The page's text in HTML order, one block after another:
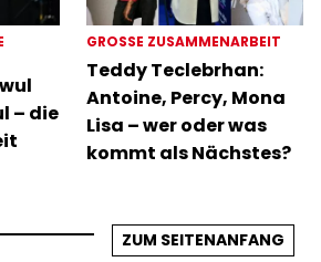
– die
GROSSE ZUSAMMENARBEIT
Teddy Teclebrhan:
Antoine, Percy, Mona
Lisa – wer oder was
kommt als Nächstes?
ZUM SEITENANFANG